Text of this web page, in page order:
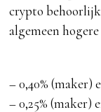
crypto behoorlijk
algemeen hogere
– 0,40% (maker)
– 0,25% (maker)